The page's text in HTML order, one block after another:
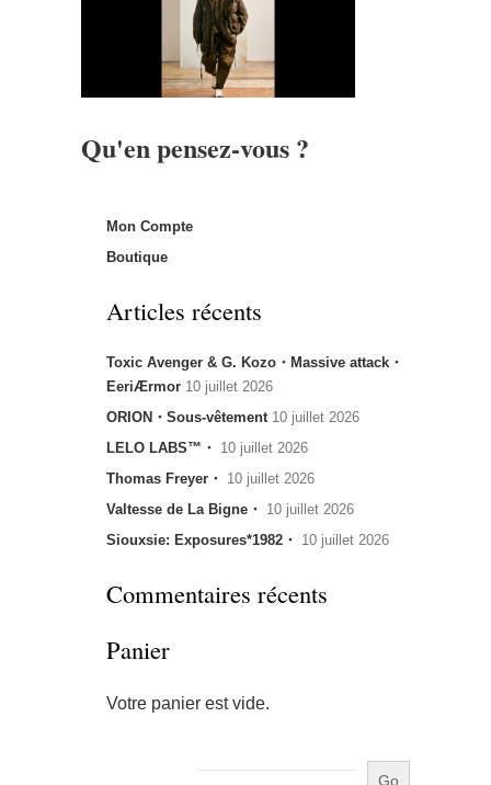
Qu'en pensez-vous ?
Mon Compte
Boutique
Articles récents
Toxic Avenger & G. Kozo・Massive attack・
EeriÆrmor 10 juillet 2026
ORION・Sous-vêtement 10 juillet 2026
LELO LABS™・ 10 juillet 2026
Thomas Freyer・ 10 juillet 2026
Valtesse de La Bigne・ 10 juillet 2026
Siouxsie: Exposures*1982・ 10 juillet 2026
Commentaires récents
Panier
Votre panier est vide.